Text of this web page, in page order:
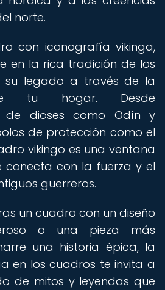
norte.
con iconografía vikinga,
en la rica tradición de los
su legado a través de la
tu hogar. Desde
de dioses como Odín y
de protección como el
vikingo es una ventana
con la fuerza y el
guerreros.
un cuadro con un diseño
o una pieza más
una historia épica, la
en los cuadros te invita a
de mitos y leyendas que